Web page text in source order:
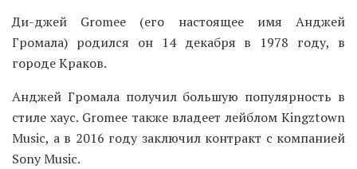
Ди-джей Gromee (его настоящее имя Анджей
Громала) родился он 14 декабря в 1978 году, в
городе Краков.
Анджей Громала получил большую популярность в
стиле хаус. Gromee также владеет лейблом Kingztown
Music, а в 2016 году заключил контракт с компанией
Sony Music.